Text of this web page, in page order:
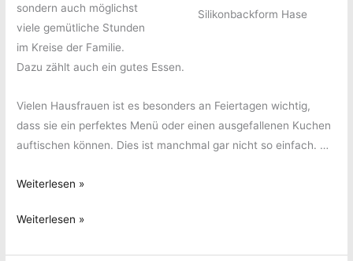
Silikonbackform Hase
sondern auch möglichst
viele gemütliche Stunden
im Kreise der Familie.
Dazu zählt auch ein gutes Essen.
Vielen Hausfrauen ist es besonders an Feiertagen wichtig,
dass sie ein perfektes Menü oder einen ausgefallenen Kuchen
auftischen können. Dies ist manchmal gar nicht so einfach. …
Back-
Kochvergnügen
Weiterlesen »
Back-
Kochvergnügen
Weiterlesen »